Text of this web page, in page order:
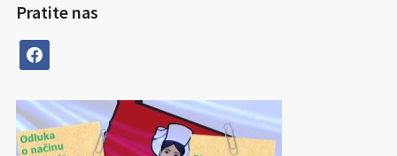
Pratite nas
facebook